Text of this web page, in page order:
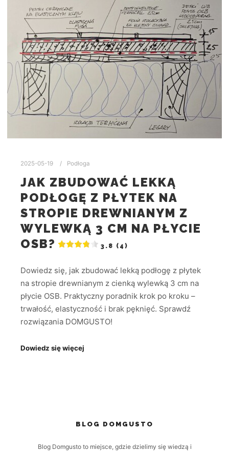
2025-05-19 Podłoga
JAK ZBUDOWAĆ LEKKĄ
PODŁOGĘ Z PŁYTEK NA
STROPIE DREWNIANYM Z
WYLEWKĄ 3 CM NA PŁYCIE
OSB?
3.8 (4)
Dowiedz się, jak zbudować lekką podłogę z płytek
na stropie drewnianym z cienką wylewką 3 cm na
płycie OSB. Praktyczny poradnik krok po kroku –
trwałość, elastyczność i brak pęknięć. Sprawdź
rozwiązania DOMGUSTO!
Dowiedz się więcej
BLOG DOMGUSTO
Blog Domgusto to miejsce, gdzie dzielimy się wiedzą i